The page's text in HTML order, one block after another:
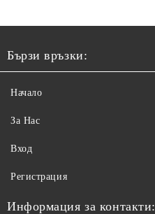
Бързи връзки:
Начало
За Нас
Вход
Регистрация
Информация за контакти: